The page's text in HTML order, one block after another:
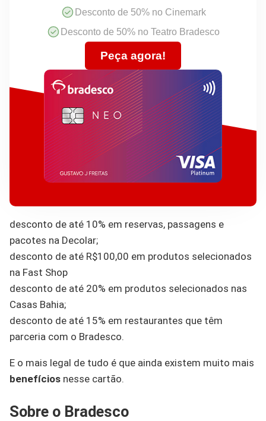
Desconto de 50% no Cinemark
Desconto de 50% no Teatro Bradesco
Peça agora!
desconto de até 10% em reservas, passagens e
pacotes na Decolar;
desconto de até R$100,00 em produtos selecionados
na Fast Shop
desconto de até 20% em produtos selecionados nas
Casas Bahia;
desconto de até 15% em restaurantes que têm
parceria com o Bradesco.
E o mais legal de tudo é que ainda existem muito mais
benefícios nesse cartão.
Sobre o Bradesco